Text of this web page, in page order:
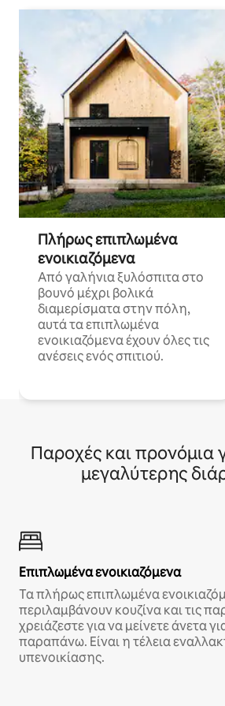
Πλήρως επιπλωμένα
ενοικιαζόμενα
Από γαλήνια ξυλόσπιτα στο
βουνό μέχρι βολικά
διαμερίσματα στην πόλη,
αυτά τα επιπλωμένα
ενοικιαζόμενα έχουν όλες τις
ανέσεις ενός σπιτιού.
Παροχές και προνόμια
μεγαλύτερης
Επιπλωμένα ενοικιαζόμενα
Τα πλήρως επιπλωμένα
περιλαμβάνουν κουζίνα και τις
χρειάζεστε για να μείνετε άνετα
παραπάνω. Είναι η τέλεια
υπενοικίασης.